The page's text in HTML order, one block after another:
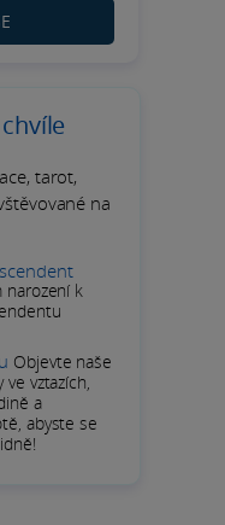
tarot,
na
narození k
Objevte naše
vztazích,
a
abyste se